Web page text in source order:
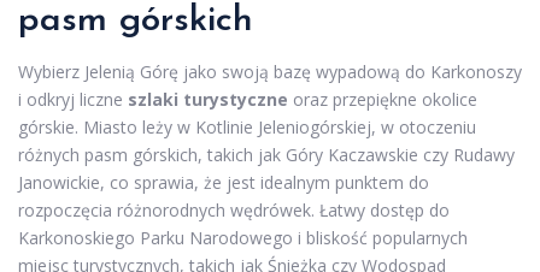
pasm górskich
Wybierz Jelenią Górę jako swoją bazę wypadową do Karkonoszy
i odkryj liczne szlaki turystyczne oraz przepiękne okolice
górskie. Miasto leży w Kotlinie Jeleniogórskiej, w otoczeniu
różnych pasm górskich, takich jak Góry Kaczawskie czy Rudawy
Janowickie, co sprawia, że jest idealnym punktem do
rozpoczęcia różnorodnych wędrówek. Łatwy dostęp do
Karkonoskiego Parku Narodowego i bliskość popularnych
miejsc turystycznych, takich jak Śnieżka czy Wodospad